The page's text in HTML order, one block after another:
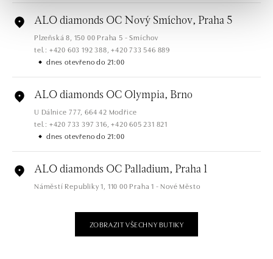
ALO diamonds OC Nový Smíchov, Praha 5
Plzeňská 8, 150 00 Praha 5 - Smíchov
tel.: +420 603 192 388, +420 733 546 889
dnes otevřeno do 21:00
ALO diamonds OC Olympia, Brno
U Dálnice 777, 664 42 Modřice
tel.: +420 733 397 316, +420 605 231 821
dnes otevřeno do 21:00
ALO diamonds OC Palladium, Praha 1
Náměstí Republiky 1, 110 00 Praha 1 - Nové Město
dnes otevřeno do 21:00
ZOBRAZIT VŠECHNY BUTIKY